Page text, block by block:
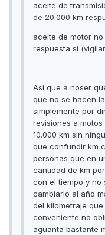
aceite de
de 20.000 km
aceite de motor
respuesta si
Asi que a noser
que no se hacen
simplemente por
revisiones a
10.000 km sin
que confundir km
personas que en
cantidad de km
con el tiempo y no
cambiarlo al año
del kilometraje
conveniente no
aguanta bastante